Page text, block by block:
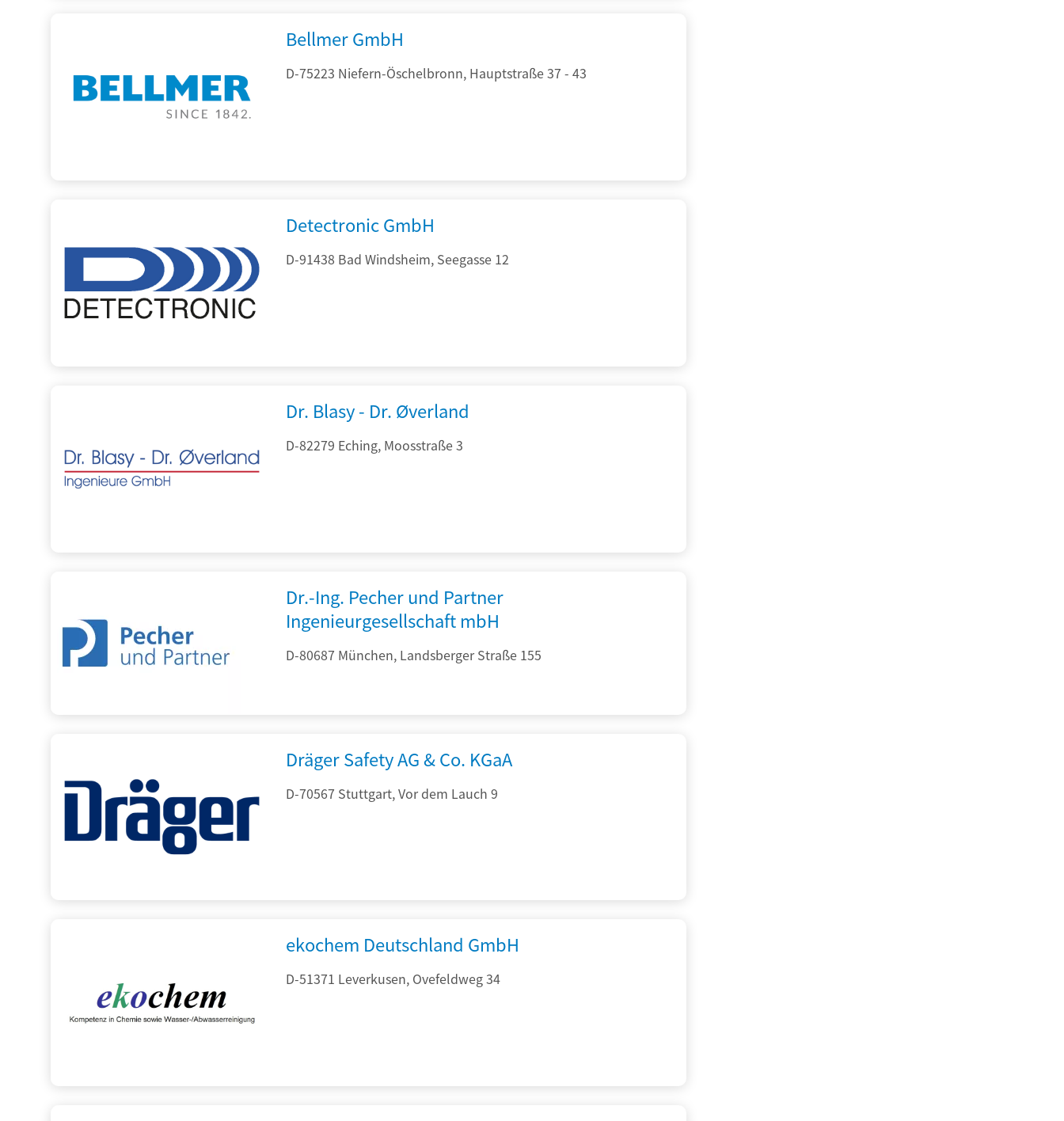
Bellmer GmbH
D-75223 Niefern-Öschelbronn, Hauptstraße 37 - 43
Detectronic GmbH
D-91438 Bad Windsheim, Seegasse 12
Dr. Blasy - Dr. Øverland
D-82279 Eching, Moosstraße 3
Dr.-Ing. Pecher und Partner
Ingenieurgesellschaft mbH
D-80687 München, Landsberger Straße 155
Dräger Safety AG & Co. KGaA
D-70567 Stuttgart, Vor dem Lauch 9
ekochem Deutschland GmbH
D-51371 Leverkusen, Ovefeldweg 34